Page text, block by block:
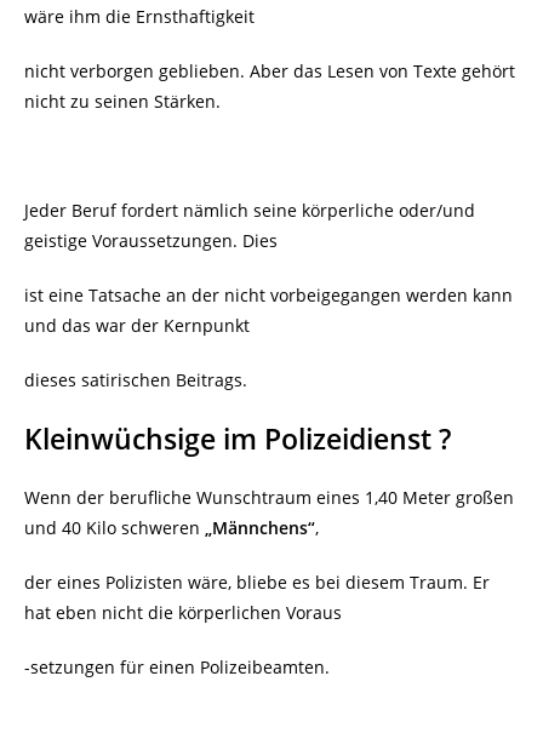
wäre ihm die Ernsthaftigkeit
nicht verborgen geblieben. Aber das Lesen von Texte gehört
nicht zu seinen Stärken.
Jeder Beruf fordert nämlich seine körperliche oder/und
geistige Voraussetzungen. Dies
ist eine Tatsache an der nicht vorbeigegangen werden kann
und das war der Kernpunkt
dieses satirischen Beitrags.
Kleinwüchsige im Polizeidienst ?
Wenn der berufliche Wunschtraum eines 1,40 Meter großen
und 40 Kilo schweren „Männchens“,
der eines Polizisten wäre, bliebe es bei diesem Traum. Er
hat eben nicht die körperlichen Voraus
-setzungen für einen Polizeibeamten.